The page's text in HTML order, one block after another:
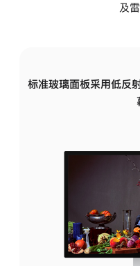
及
标准玻璃面板采用低反